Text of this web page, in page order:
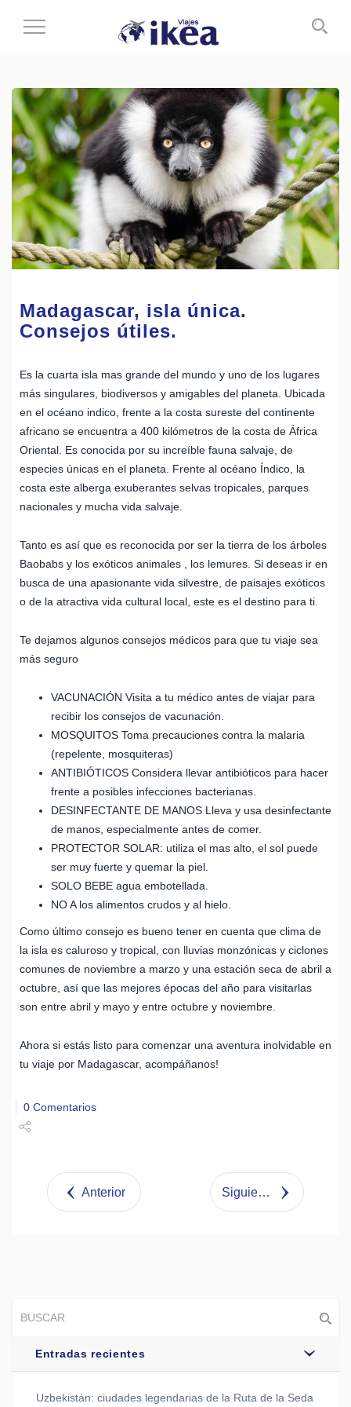
Cambiar
navegación
Madagascar, isla única.
Consejos útiles.
Es la cuarta isla mas grande del mundo y uno de los lugares
más singulares, biodiversos y amigables del planeta. Ubicada
en el océano indico, frente a la costa sureste del continente
africano se encuentra a 400 kilómetros de la costa de África
Oriental. Es conocida por su increíble fauna salvaje, de
especies únicas en el planeta. Frente al océano Índico, la
costa este alberga exuberantes selvas tropicales, parques
nacionales y mucha vida salvaje.
Tanto es así que es reconocida por ser la tierra de los árboles
Baobabs y los exóticos animales , los lemures. Si deseas ir en
busca de una apasionante vida silvestre, de paisajes exóticos
o de la atractiva vida cultural local, este es el destino para ti.
Te dejamos algunos consejos médicos para que tu viaje sea
más seguro
VACUNACIÓN Visita a tu médico antes de viajar para
recibir los consejos de vacunación.
MOSQUITOS Toma precauciones contra la malaria
(repelente, mosquiteras)
ANTIBIÓTICOS Considera llevar antibióticos para hacer
frente a posibles infecciones bacterianas.
DESINFECTANTE DE MANOS Lleva y usa desinfectante
de manos, especialmente antes de comer.
PROTECTOR SOLAR: utiliza el mas alto, el sol puede
ser muy fuerte y quemar la piel.
SOLO BEBE agua embotellada.
NO A los alimentos crudos y al hielo.
Como último consejo es bueno tener en cuenta que clima de
la isla es caluroso y tropical, con lluvias monzónicas y ciclones
comunes de noviembre a marzo y una estación seca de abril a
octubre, así que las mejores épocas del año para visitarlas
son entre abril y mayo y entre octubre y noviembre.
Ahora si estás listo para comenzar una aventura inolvidable en
tu viaje por Madagascar, acompáñanos!
0 Comentarios
Tweet
Anterior Siguiente
Entradas recientes
Uzbekistán: ciudades legendarias de la Ruta de la Seda